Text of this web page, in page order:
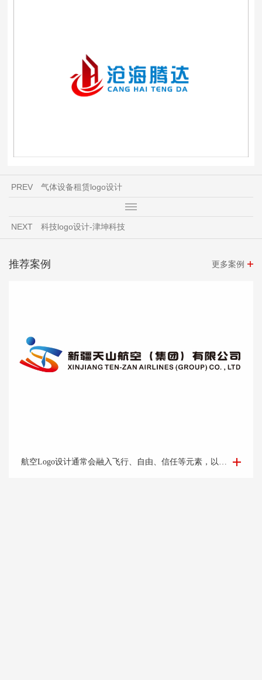
PREV 气体设备租赁logo设计
NEXT 科技logo设计-津坤科技
推荐案例 更多案例
航空Logo设计-集团公司logo设计-logo设计公司